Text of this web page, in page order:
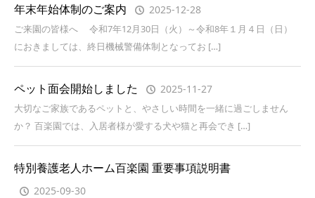
年末年始体制のご案内 2025-12-28
ご来園の皆様へ 令和7年12月30日（火）～令和8年１月４日（日）
におきましては、終日機械警備体制となってお […]
ペット面会開始しました 2025-11-27
大切なご家族であるペットと、やさしい時間を一緒に過ごしません
か？ 百楽園では、入居者様が愛する犬や猫と再会でき […]
特別養護老人ホーム百楽園 重要事項説明書
2025-09-30